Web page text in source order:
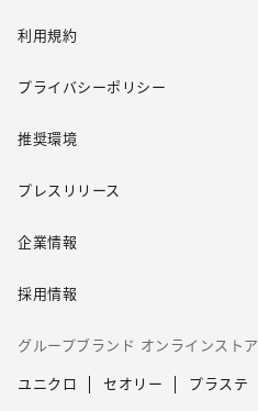
利用規約
プライバシーポリシー
推奨環境
プレスリリース
企業情報
採用情報
グループブランド オンラインストア
ユニクロ セオリー プラステ